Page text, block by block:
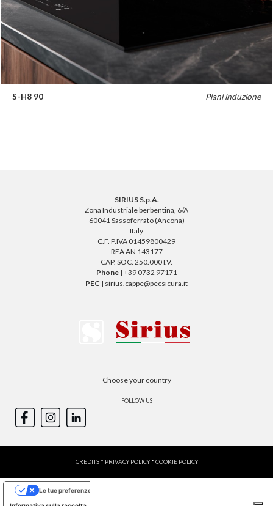
S-H8 90 Piani induzione
SIRIUS S.p.A.
Zona Industriale berbentina, 6/A
60041 Sassoferrato (Ancona)
Italy
C.F. P.IVA 01459800429
REA AN 143177
CAP. SOC. 250.000 I.V.
Phone| +39 0732 97171
PEC | sirius.cappe@pecsicura.it
Choose your country
FOLLOW US
CREDITS* PRIVACY POLICY* COOKIE POLICY
Le tue preferenze relative alla privacy